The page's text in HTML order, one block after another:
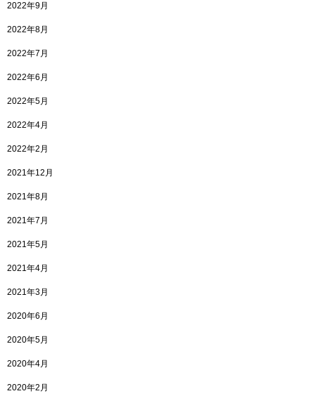
2022年9月
2022年8月
2022年7月
2022年6月
2022年5月
2022年4月
2022年2月
2021年12月
2021年8月
2021年7月
2021年5月
2021年4月
2021年3月
2020年6月
2020年5月
2020年4月
2020年2月